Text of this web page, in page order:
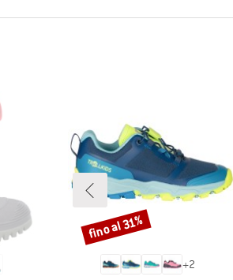
+2
Sconto
fino al 31%